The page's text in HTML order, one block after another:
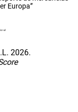
Europa”
2026.